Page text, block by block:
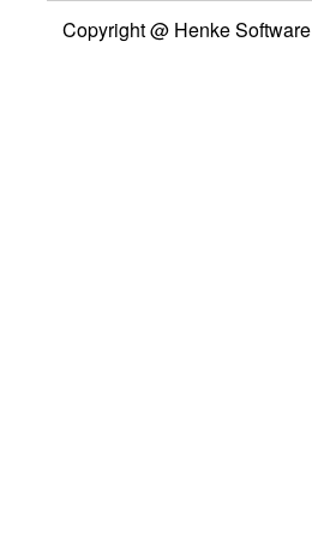
Copyright @ Henke Software